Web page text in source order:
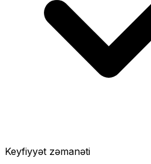
Keyfiyyət zəmanəti